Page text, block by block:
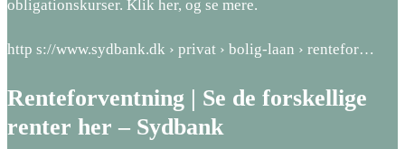
obligationskurser. Klik her, og se mere.
http s://www.sydbank.dk › privat › bolig-laan › rentefor…
Renteforventning | Se de forskellige
renter her – Sydbank